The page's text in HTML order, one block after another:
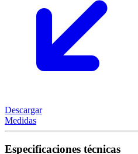
Descargar
Medidas
Especificaciones técnicas